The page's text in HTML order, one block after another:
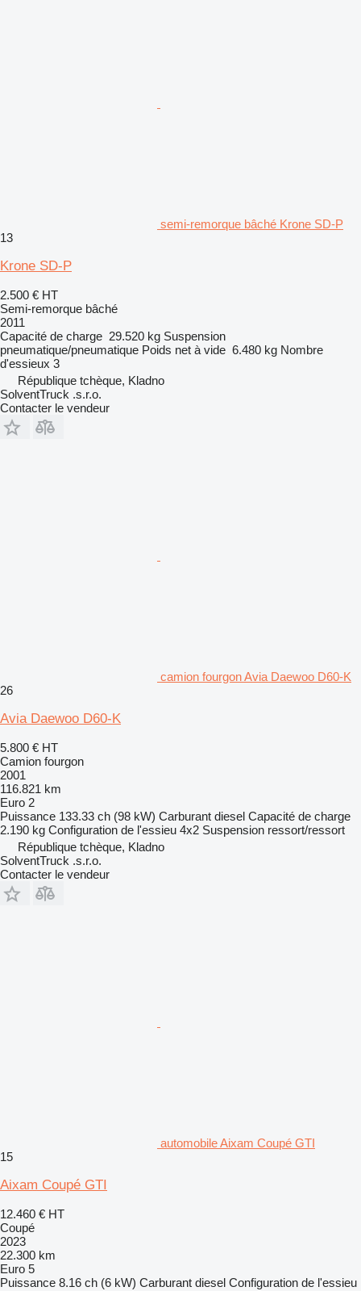
semi-remorque bâché Krone SD-P
13
Krone SD-P
2.500 € HT
Semi-remorque bâché
2011
Capacité de charge 29.520 kg Suspension
pneumatique/pneumatique Poids net à vide 6.480 kg Nombre
d'essieux 3
République tchèque, Kladno
SolventTruck .s.r.o.
Contacter le vendeur
camion fourgon Avia Daewoo D60-K
26
Avia Daewoo D60-K
5.800 € HT
Camion fourgon
2001
116.821 km
Euro 2
Puissance 133.33 ch (98 kW) Carburant diesel Capacité de charge
2.190 kg Configuration de l'essieu 4x2 Suspension ressort/ressort
République tchèque, Kladno
SolventTruck .s.r.o.
Contacter le vendeur
automobile Aixam Coupé GTI
15
Aixam Coupé GTI
12.460 € HT
Coupé
2023
22.300 km
Euro 5
Puissance 8.16 ch (6 kW) Carburant diesel Configuration de l'essieu